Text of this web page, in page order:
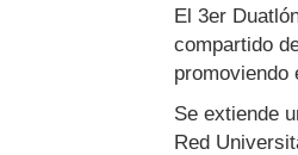
El 3er
compartido
promoviendo
Se extiende
Red